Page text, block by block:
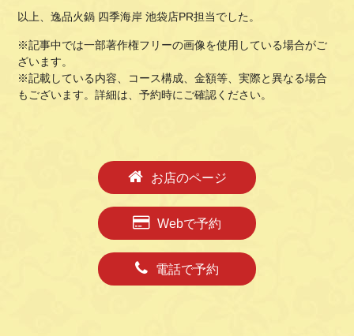
以上、逸品火鍋 四季海岸 池袋店PR担当でした。
※記事中では一部著作権フリーの画像を使用している場合がご
ざいます。
※記載している内容、コース構成、金額等、実際と異なる場合
もございます。詳細は、予約時にご確認ください。
お店のページ
Webで予約
電話で予約